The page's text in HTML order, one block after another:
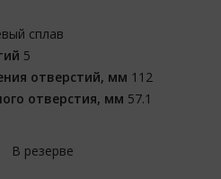
сплав
5
отверстий, мм 112
отверстия, мм 57.1
В резерве